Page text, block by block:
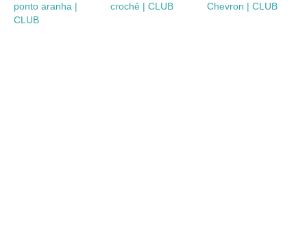
ponto aranha |
CLUB
crochê | CLUB
Chevron | CLUB